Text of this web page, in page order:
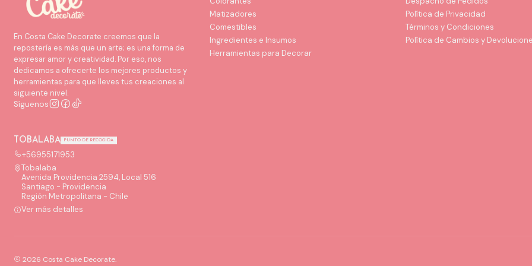
En Costa Cake Decorate creemos que la
repostería es más que un arte; es una forma de
expresar amor y creatividad. Por eso, nos
dedicamos a ofrecerte los mejores productos y
herramientas para que lleves tus creaciones al
siguiente nivel.
Síguenos
Matizadores
Comestibles
Ingredientes e Insumos
Herramientas para Decorar
Política de Privacidad
Términos y Condiciones
Política de Cambios y
TOBALABA PUNTO DE RECOGIDA
+56955171953
Tobalaba
Avenida Providencia 2594, Local 516
Santiago - Providencia
Región Metropolitana - Chile
Ver más detalles
2026 Costa Cake Decorate.